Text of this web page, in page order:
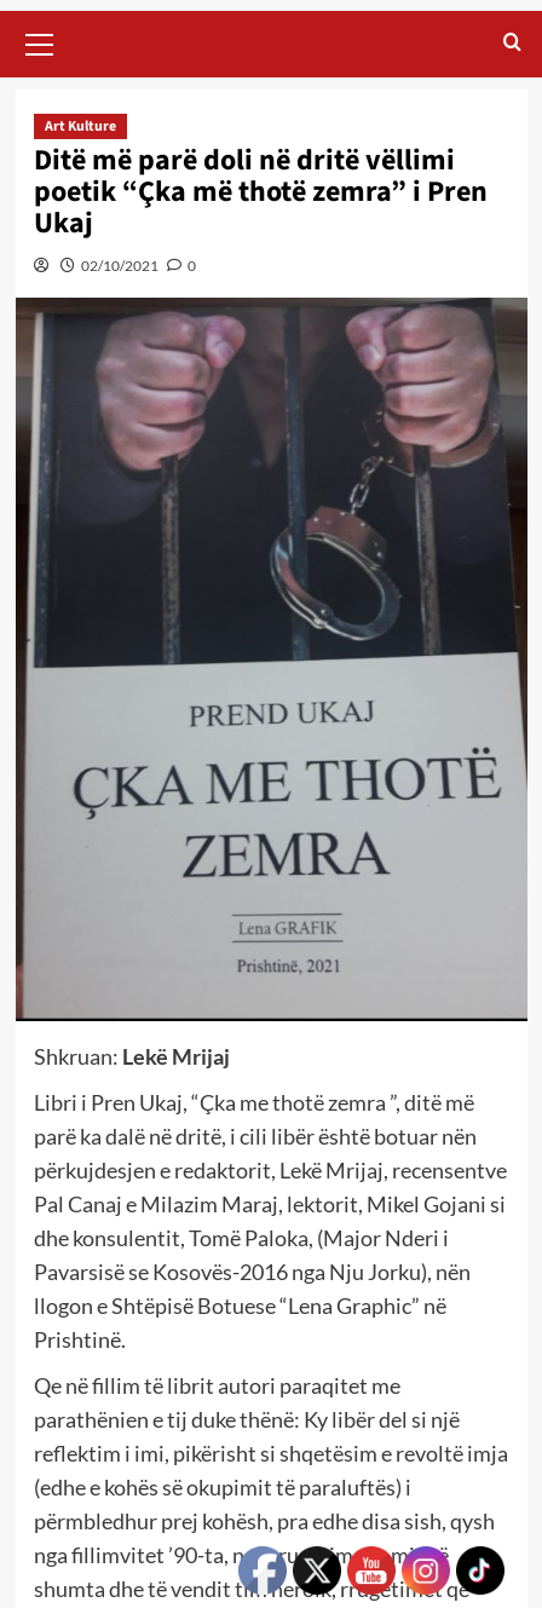
Menu
Art Kulture
Ditë më parë doli në dritë vëllimi
poetik “Çka më thotë zemra” i Pren
Ukaj
02/10/2021 0
Shkruan: Lekë Mrijaj
Libri i Pren Ukaj, “Çka me thotë zemra ”, ditë më
parë ka dalë në dritë, i cili libër është botuar nën
përkujdesjen e redaktorit, Lekë Mrijaj, recensentve
Pal Canaj e Milazim Maraj, lektorit, Mikel Gojani si
dhe konsulentit, Tomë Paloka, (Major Nderi i
Pavarsisë se Kosovës-2016 nga Nju Jorku), nën
llogon e Shtëpisë Botuese “Lena Graphic” në
Prishtinë.
Qe në fillim të librit autori paraqitet me
parathënien e tij duke thënë: Ky libër del si një
reflektim i imi, pikërisht si shqetësim e revoltë imja
(edhe e kohës së okupimit të paraluftës) i
përmbledhur prej kohësh, pra edhe disa sish, qysh
nga fillimvitet ’90-ta, nga rrugëtimet e mia të
shumta dhe të vendit tim heroik, rrugëtimet që